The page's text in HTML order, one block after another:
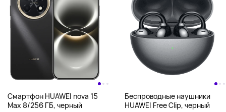
Смартфон HUAWEI nova 15
Max 8/256 ГБ, черный
Беспроводные наушники
HUAWEI Free Clip, черный